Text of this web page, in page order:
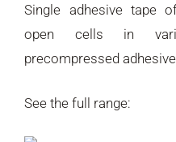
Single adhesive tape
open cells in
precompressed
See the full range: